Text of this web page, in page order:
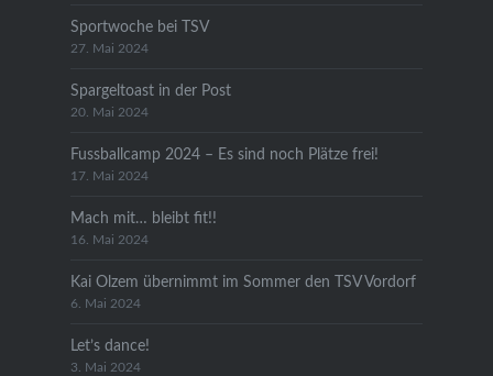
Sportwoche bei TSV
27. Mai 2024
Spargeltoast in der Post
20. Mai 2024
Fussballcamp 2024 – Es sind noch Plätze frei!
17. Mai 2024
Mach mit… bleibt fit!!
16. Mai 2024
Kai Olzem übernimmt im Sommer den TSV Vordorf
6. Mai 2024
Let’s dance!
3. Mai 2024